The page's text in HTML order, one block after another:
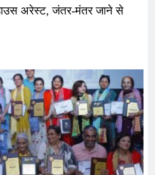
अरेस्ट, जंतर-मंतर जाने से